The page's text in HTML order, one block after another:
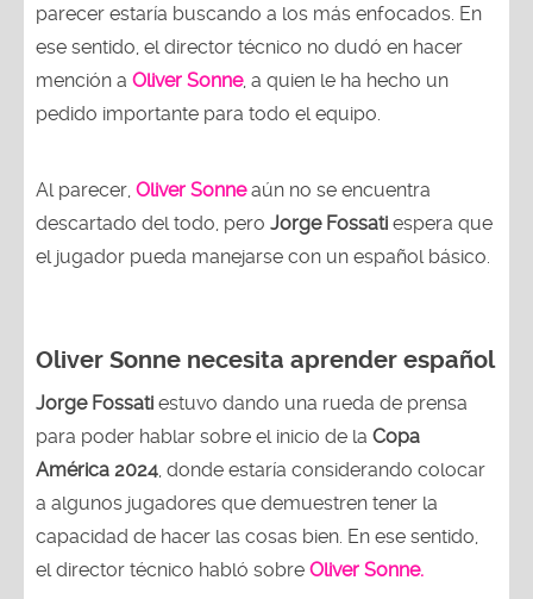
parecer estaría buscando a los más enfocados. En
ese sentido, el director técnico no dudó en hacer
mención a Oliver Sonne, a quien le ha hecho un
pedido importante para todo el equipo.
Al parecer, Oliver Sonneaún no se encuentra
descartado del todo, pero Jorge Fossati espera que
el jugador pueda manejarse con un español básico.
Oliver Sonne necesita aprender español
Jorge Fossati estuvo dando una rueda de prensa
para poder hablar sobre el inicio de la Copa
América 2024 , donde estaría considerando colocar
a algunos jugadores que demuestren tener la
capacidad de hacer las cosas bien. En ese sentido,
el director técnico habló sobre Oliver Sonne.